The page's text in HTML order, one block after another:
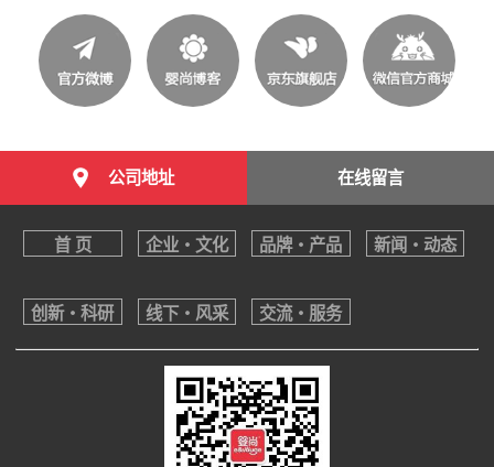
公司地址 在线留言
首 页 企业・文化 品牌・产品 新闻・动态
创新・科研 线下・风采 交流・服务